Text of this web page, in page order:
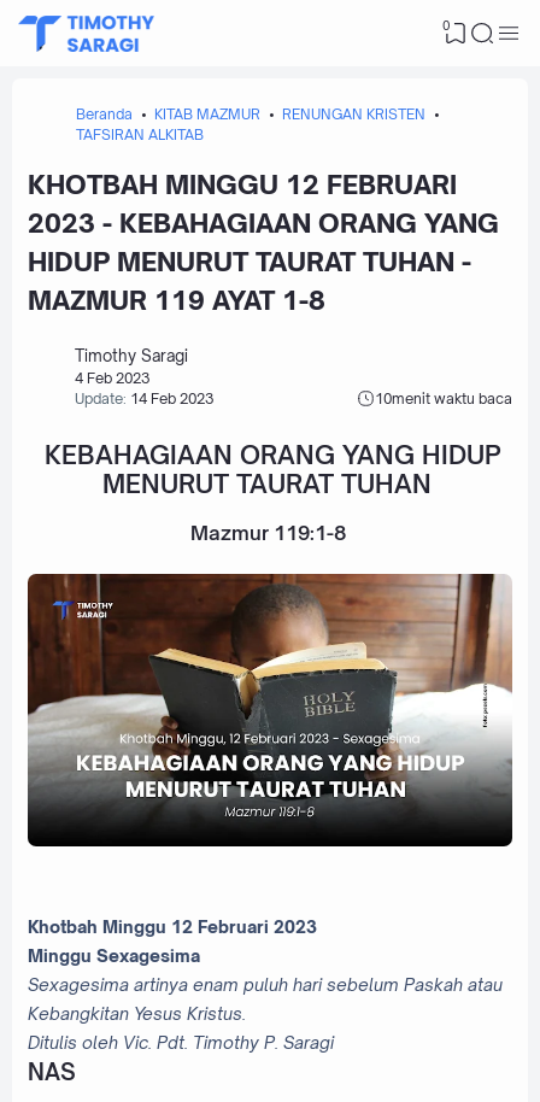
0
Beranda KITAB MAZMUR
RENUNGAN KRISTEN
TAFSIRAN ALKITAB
KHOTBAH MINGGU 12 FEBRUARI
2023 - KEBAHAGIAAN ORANG YANG
HIDUP MENURUT TAURAT TUHAN -
MAZMUR 119 AYAT 1-8
Timothy Saragi
4 Feb 2023
Update: 14 Feb 2023 10menit waktu baca
KEBAHAGIAAN ORANG YANG HIDUP
MENURUT TAURAT TUHAN
Mazmur 119:1-8
Khotbah Minggu 12 Februari 2023
Minggu Sexagesima
Sexagesima artinya enam puluh hari sebelum Paskah atau
Kebangkitan Yesus Kristus.
Ditulis oleh Vic. Pdt. Timothy P. Saragi
NAS